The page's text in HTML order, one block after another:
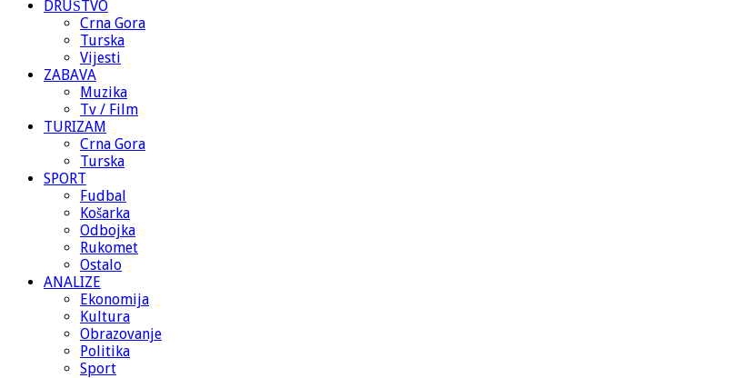
DRUŠTVO
Crna Gora
Turska
Vijesti
ZABAVA
Muzika
Tv / Film
TURIZAM
Crna Gora
Turska
SPORT
Fudbal
Košarka
Odbojka
Rukomet
Ostalo
ANALIZE
Ekonomija
Kultura
Obrazovanje
Politika
Sport